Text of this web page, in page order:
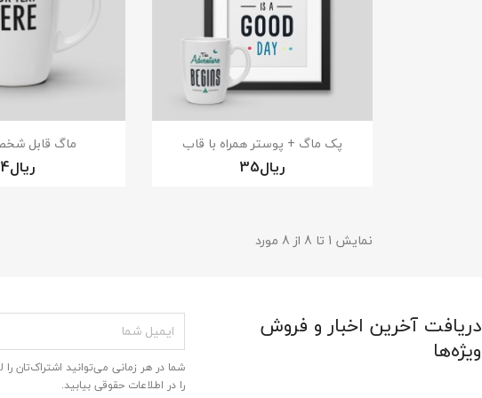
نمایش سریع
پک ماگ + پوستر همراه با قاب
‎ریال35

ماگ قابل
‎ریال14
نمایش 1 تا 8 از 8 مورد
دریافت آخرین اخبار و فروش
ویژه‌ها
شما در هر زمانی می‌توانید اشتراک‌تان را
را در اطلاعات حقوقی بیابید.